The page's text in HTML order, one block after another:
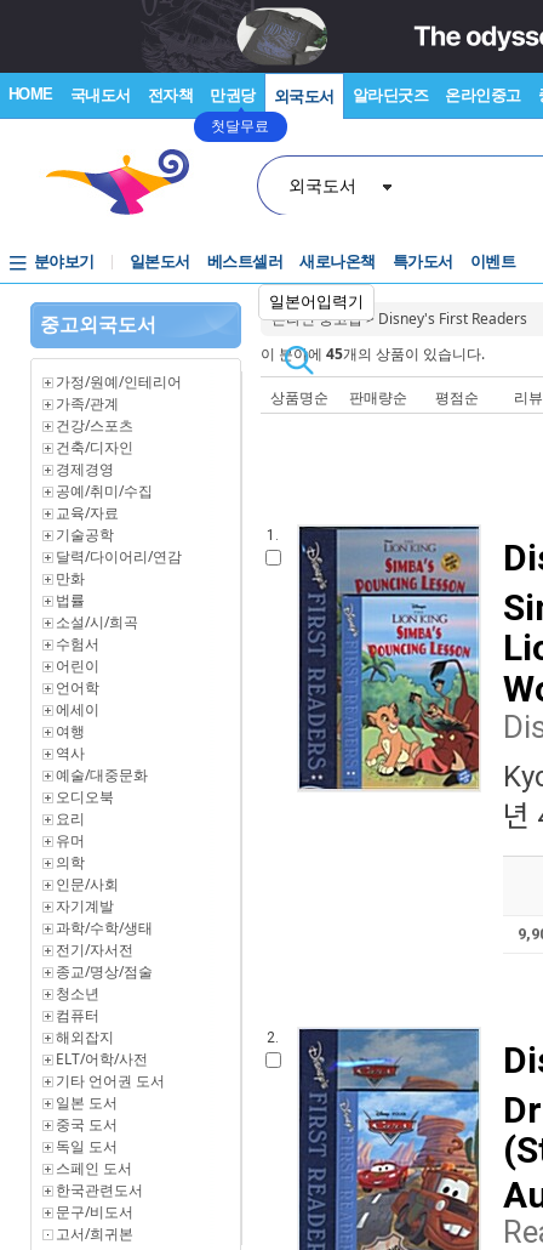
HOME 국내도서 전자책 만권당
첫달무료
외국도서 알라딘굿즈 온라인중고
외국도서
일본어입력기
분야보기 일본도서 베스트셀러 새로나온책 특가도서 이벤트
중고외국도서
가정/원예/인테리어
가족/관계
건강/스포츠
건축/디자인
경제경영
공예/취미/수집
교육/자료
기술공학
달력/다이어리/연감
만화
법률
소설/시/희곡
수험서
어린이
언어학
에세이
여행
역사
예술/대중문화
오디오북
요리
유머
의학
인문/사회
자기계발
과학/수학/생태
전기/자서전
종교/명상/점술
청소년
컴퓨터
해외잡지
ELT/어학/사전
기타 언어권 도서
일본 도서
중국 도서
독일 도서
스페인 도서
한국관련도서
문구/비도서
고서/희귀본
온라인 중고샵> Disney's First Readers
이 분야에 45개의 상품이 있습니다.
상품명순 판매량순 평점순 리
1.
년
2.